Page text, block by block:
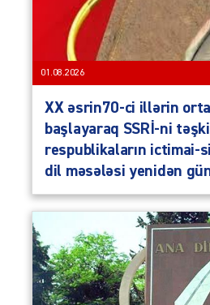
01.08.2026
XX əsrin70-ci illərin
başlayaraq SSRİ-ni
respublikaların ictimai-
dil məsələsi yenidən